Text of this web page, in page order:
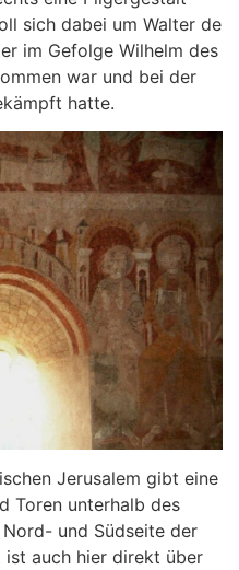
sich dabei um Walter de
im Gefolge Wilhelm des
war und bei der
hatte.
Jerusalem gibt eine
Toren unterhalb des
und Südseite der
ist auch hier direkt über